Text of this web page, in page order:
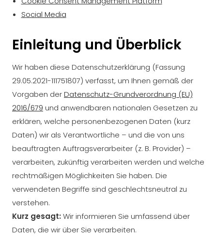
Social Media
Einleitung und Überblick
Wir haben diese Datenschutzerklärung (Fassung
29.05.2021-111751807) verfasst, um Ihnen gemäß der
Vorgaben derDatenschutz-Grundverordnung (EU)
2016/679 und anwendbaren nationalen Gesetzen zu
erklären, welche personenbezogenen Daten (kurz
Daten) wir als Verantwortliche – und die von uns
beauftragten Auftragsverarbeiter (z. B. Provider) –
verarbeiten, zukünftig verarbeiten werden und welche
rechtmäßigen Möglichkeiten Sie haben. Die
verwendeten Begriffe sind geschlechtsneutral zu
verstehen.
Kurz gesagt: Wir informieren Sie umfassend über
Daten, die wir über Sie verarbeiten.